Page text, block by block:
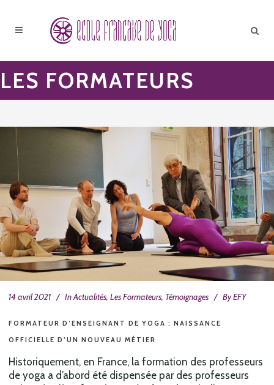
LES FORMATEURS
14 avril 2021 InActualités, Les Formateurs, Témoignages ByEFY
FORMATEUR D’ENSEIGNANT DE YOGA : NAISSANCE
OFFICIELLE D’UN NOUVEAU MÉTIER
Historiquement, en France, la formation des professeurs
de yoga a d’abord été dispensée par des professeurs